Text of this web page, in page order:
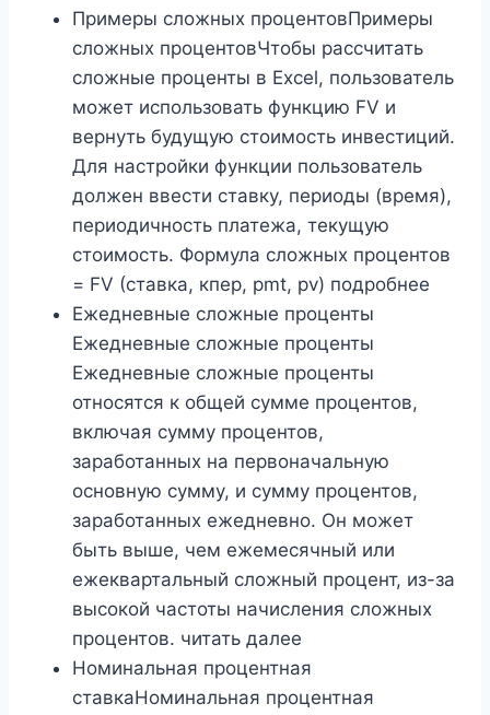
Примеры сложных процентовПримеры
сложных процентовЧтобы рассчитать
сложные проценты в Excel, пользователь
может использовать функцию FV и
вернуть будущую стоимость инвестиций.
Для настройки функции пользователь
должен ввести ставку, периоды (время),
периодичность платежа, текущую
стоимость. Формула сложных процентов
= FV (ставка, кпер, pmt, pv) подробнее
Ежедневные сложные проценты
Ежедневные сложные проценты
Ежедневные сложные проценты
относятся к общей сумме процентов,
включая сумму процентов,
заработанных на первоначальную
основную сумму, и сумму процентов,
заработанных ежедневно. Он может
быть выше, чем ежемесячный или
ежеквартальный сложный процент, из-за
высокой частоты начисления сложных
процентов. читать далее
Номинальная процентная
ставкаНоминальная процентная